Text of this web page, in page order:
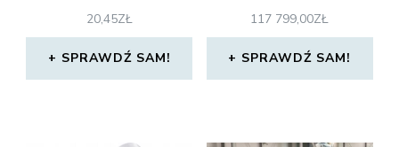
20,45ZŁ
SPRAWDŹ SAM!
117 799,00ZŁ
SPRAWDŹ SAM!